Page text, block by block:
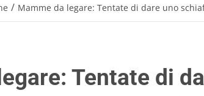
/ Mamme da legare: Tentate di dare uno
Tentate di